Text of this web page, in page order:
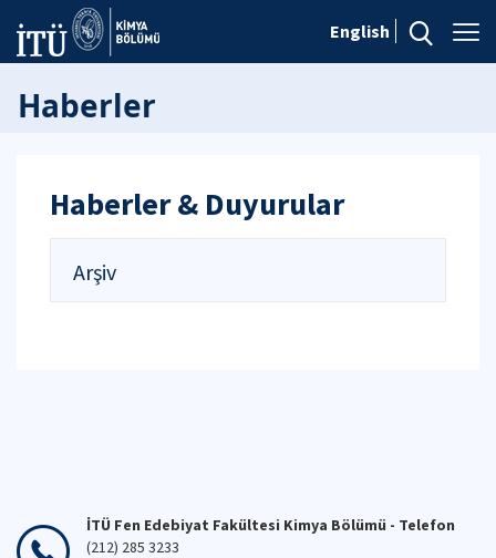
English
Haberler
Haberler & Duyurular
Arşiv
İTÜ Fen Edebiyat Fakültesi Kimya Bölümü - Telefon
(212) 285 3233